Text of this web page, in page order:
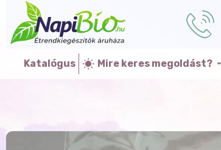
Katalógus Mire keres megoldást?